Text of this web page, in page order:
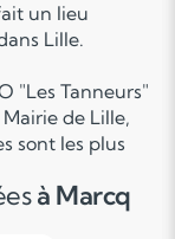
un lieu
Lille.
"Les Tanneurs"
de Lille,
sont les plus
à Marcq